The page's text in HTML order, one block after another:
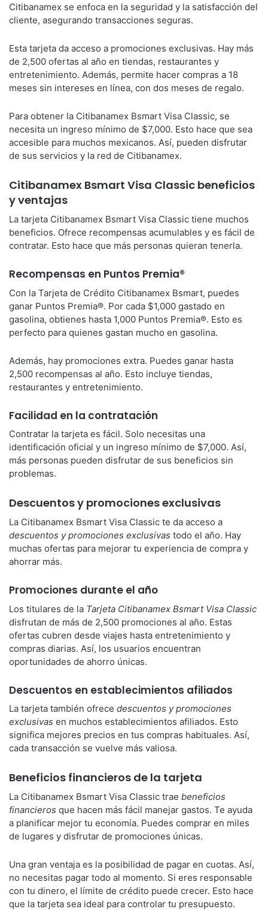
Citibanamex se enfoca en la seguridad y la satisfacción del
cliente, asegurando transacciones seguras.
Esta tarjeta da acceso a promociones exclusivas. Hay más
de 2,500 ofertas al año en tiendas, restaurantes y
entretenimiento. Además, permite hacer compras a 18
meses sin intereses en línea, con dos meses de regalo.
Para obtener la Citibanamex Bsmart Visa Classic, se
necesita un ingreso mínimo de $7,000. Esto hace que sea
accesible para muchos mexicanos. Así, pueden disfrutar
de sus servicios y la red de Citibanamex.
Citibanamex Bsmart Visa Classic beneficios
y ventajas
La tarjeta Citibanamex Bsmart Visa Classic tiene muchos
beneficios. Ofrece recompensas acumulables y es fácil de
contratar. Esto hace que más personas quieran tenerla.
Recompensas en Puntos Premia®
Con la Tarjeta de Crédito Citibanamex Bsmart, puedes
ganar Puntos Premia®. Por cada $1,000 gastado en
gasolina, obtienes hasta 1,000 Puntos Premia®. Esto es
perfecto para quienes gastan mucho en gasolina.
Además, hay promociones extra. Puedes ganar hasta
2,500 recompensas al año. Esto incluye tiendas,
restaurantes y entretenimiento.
Facilidad en la contratación
Contratar la tarjeta es fácil. Solo necesitas una
identificación oficial y un ingreso mínimo de $7,000. Así,
más personas pueden disfrutar de sus beneficios sin
problemas.
Descuentos y promociones exclusivas
La Citibanamex Bsmart Visa Classic te da acceso a
descuentos y promociones exclusivas todo el año. Hay
muchas ofertas para mejorar tu experiencia de compra y
ahorrar más.
Promociones durante el año
Los titulares de la Tarjeta Citibanamex Bsmart Visa Classic
disfrutan de más de 2,500 promociones al año. Estas
ofertas cubren desde viajes hasta entretenimiento y
compras diarias. Así, los usuarios encuentran
oportunidades de ahorro únicas.
Descuentos en establecimientos afiliados
La tarjeta también ofrece descuentos y promociones
exclusivas en muchos establecimientos afiliados. Esto
significa mejores precios en tus compras habituales. Así,
cada transacción se vuelve más valiosa.
Beneficios financieros de la tarjeta
La Citibanamex Bsmart Visa Classic trae beneficios
financieros que hacen más fácil manejar gastos. Te ayuda
a planificar mejor tu economía. Puedes comprar en miles
de lugares y disfrutar de promociones únicas.
Una gran ventaja es la posibilidad de pagar en cuotas. Así,
no necesitas pagar todo al momento. Si eres responsable
con tu dinero, el límite de crédito puede crecer. Esto hace
que la tarjeta sea ideal para controlar tu presupuesto.